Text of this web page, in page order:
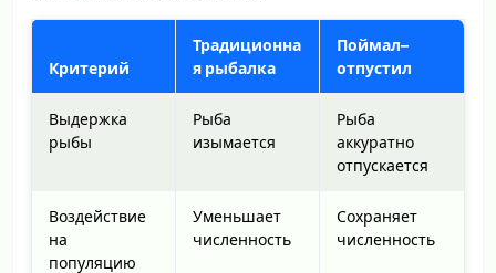
Критерий
Традиционна
я рыбалка
Поймал–
отпустил
Выдержка
рыбы
Рыба
изымается
Рыба
аккуратно
отпускается
Воздействие
на
популяцию
Уменьшает
численность
Сохраняет
численность